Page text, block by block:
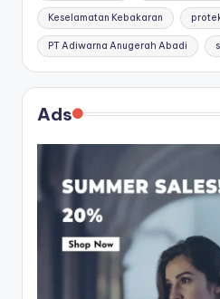
Keselamatan Kebakaran
PT Adiwarna Anugerah Abadi
Ads